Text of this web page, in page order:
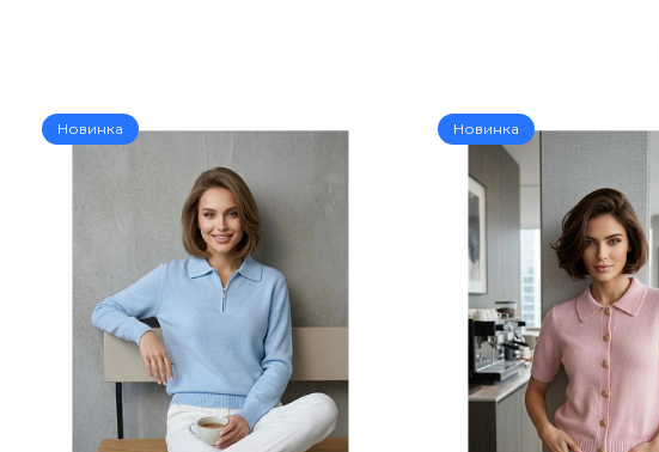
Новинка Новинка